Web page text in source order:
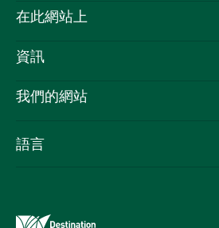
喳
聯絡我們
隱私
Cookie 通知
在此網站上
目的地
新南威爾斯州公路旅行
活動
資訊
旅行資訊
新南威爾斯的商業
我們的網站
新南威爾士州旅遊局（Destination
語言